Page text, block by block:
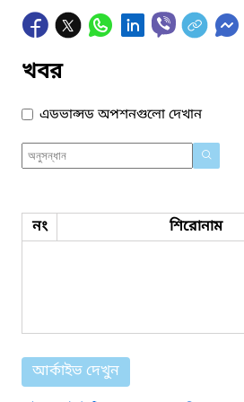
খবর
এডভান্সড অপশনগুলো দেখান
নং শিরোনাম
আর্কাইভ দেখুন